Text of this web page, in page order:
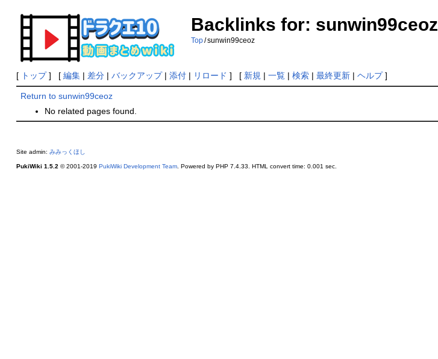
Backlinks for: sunwin99ceoz
Top/sunwin99ceoz
[ トップ] [ 編集| 差分| バックアップ| 添付| リロード ] [ 新規 | 一覧| 検索| 最終更新| ヘルプ]
Return to sunwin99ceoz
No related pages found.
Site admin: みみっくほし
PukiWiki 1.5.2 © 2001-2019 PukiWiki Development Team. Powered by PHP 7.4.33. HTML convert time: 0.001 sec.